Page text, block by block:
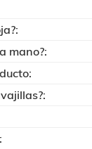
mano?: